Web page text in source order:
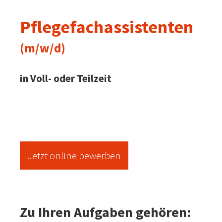
Pflegefachassistenten
(m/w/d)
in Voll- oder Teilzeit
Jetzt online bewerben
Zu Ihren Aufgaben gehören: